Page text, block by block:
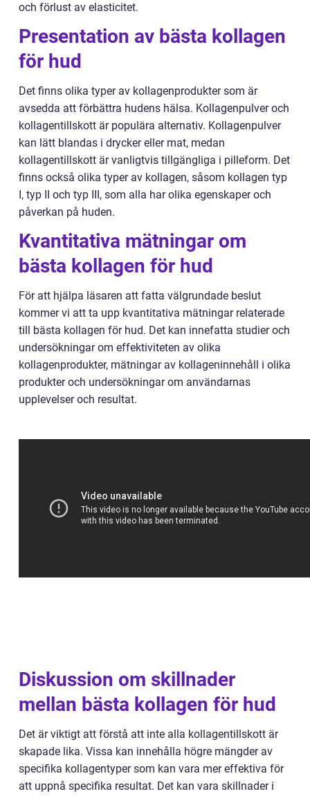
och förlust av elasticitet.
Presentation av bästa kollagen
för hud
Det finns olika typer av kollagenprodukter som är
avsedda att förbättra hudens hälsa. Kollagenpulver och
kollagentillskott är populära alternativ. Kollagenpulver
kan lätt blandas i drycker eller mat, medan
kollagentillskott är vanligtvis tillgängliga i pilleform. Det
finns också olika typer av kollagen, såsom kollagen typ
I, typ II och typ III, som alla har olika egenskaper och
påverkan på huden.
Kvantitativa mätningar om
bästa kollagen för hud
För att hjälpa läsaren att fatta välgrundade beslut
kommer vi att ta upp kvantitativa mätningar relaterade
till bästa kollagen för hud. Det kan innefatta studier och
undersökningar om effektiviteten av olika
kollagenprodukter, mätningar av kollageninnehåll i olika
produkter och undersökningar om användarnas
upplevelser och resultat.
Diskussion om skillnader
mellan bästa kollagen för hud
Det är viktigt att förstå att inte alla kollagentillskott är
skapade lika. Vissa kan innehålla högre mängder av
specifika kollagentyper som kan vara mer effektiva för
att uppnå specifika resultat. Det kan vara skillnader i